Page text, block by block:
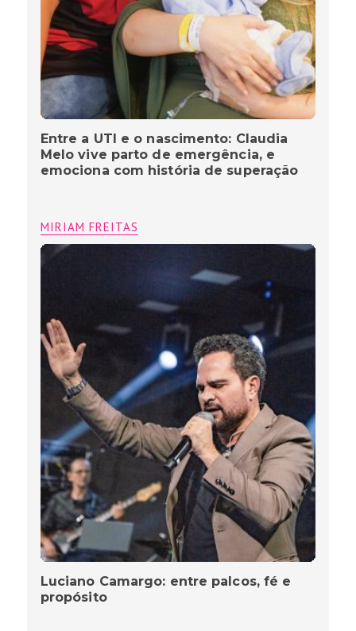
Entre a UTI e o nascimento: Claudia
Melo vive parto de emergência, e
emociona com história de superação
MIRIAM FREITAS
Luciano Camargo: entre palcos, fé e
propósito